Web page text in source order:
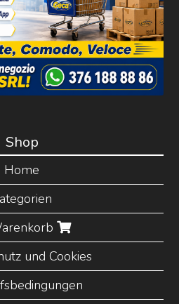
Shop
Home
und Cookies